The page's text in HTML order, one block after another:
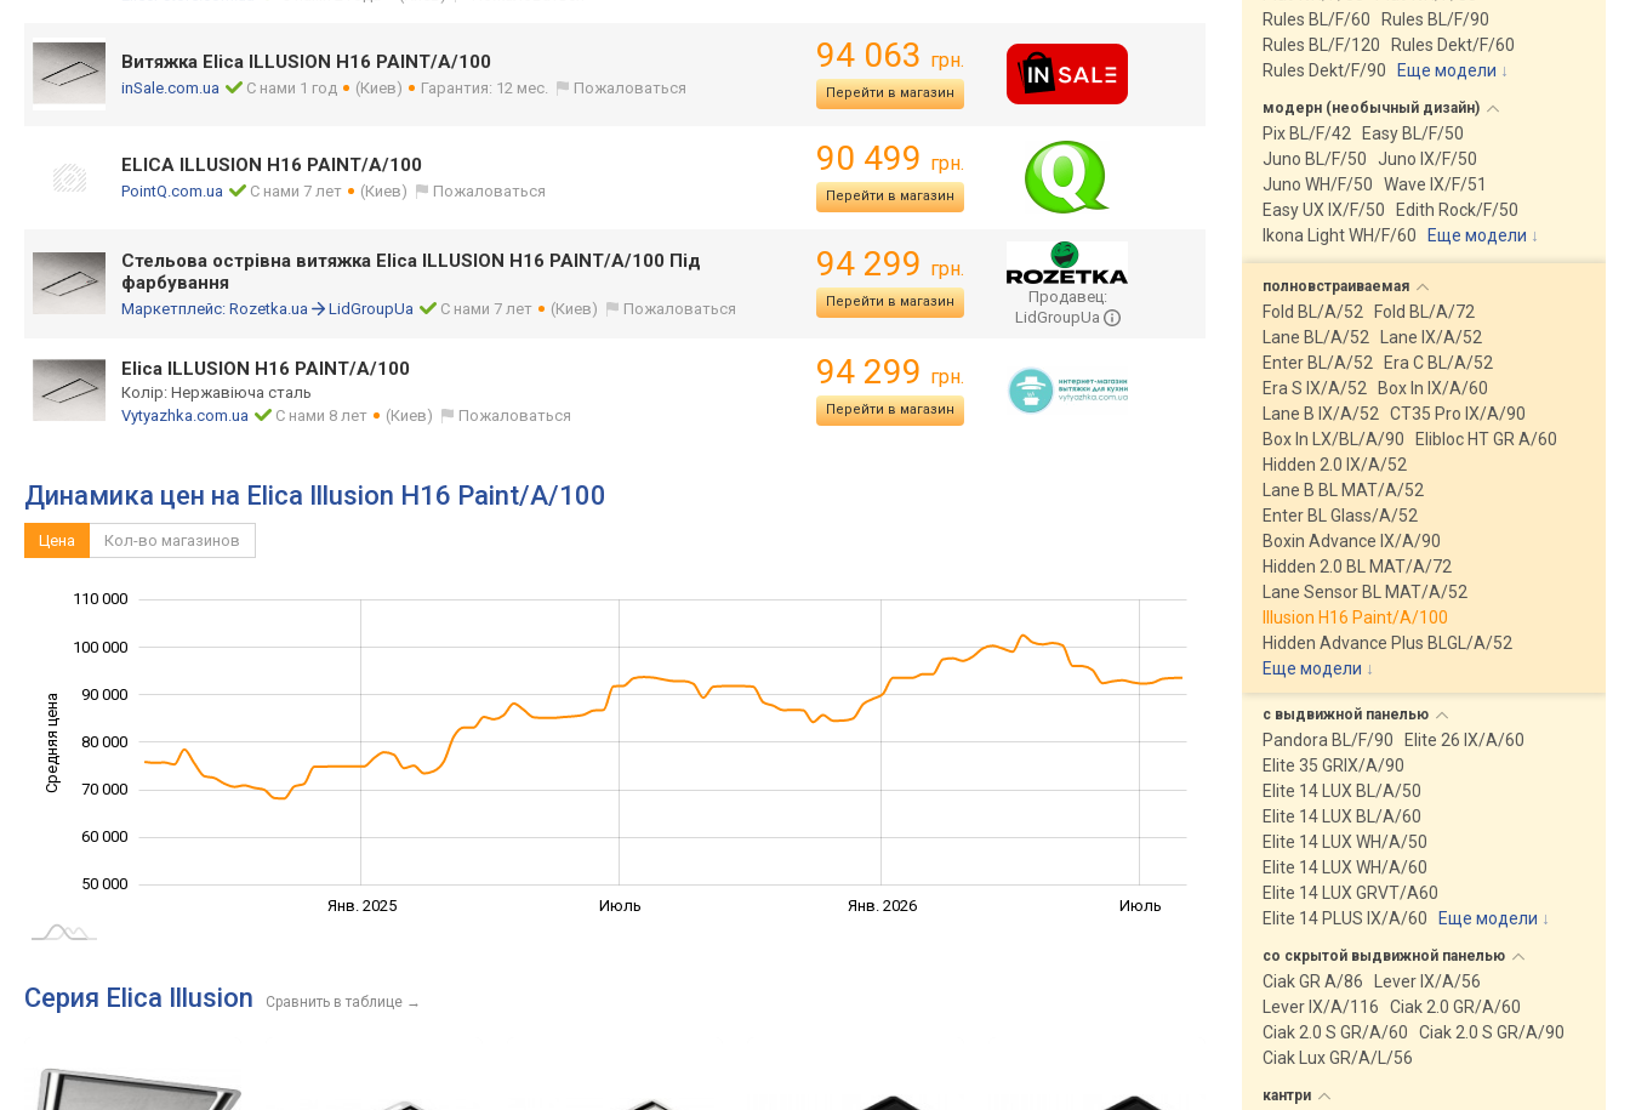
Витяжка Elica ILLUSION H16 PAINT/A/100
inSale.com.ua С нами 1 год (Киев) Гарантия: 12 мес. Пожаловаться
94 063 грн.
Перейти в магазин
ELICA ILLUSION H16 PAINT/A/100
PointQ.com.ua С нами 7 лет (Киев) Пожаловаться
90 499 грн.
Перейти в магазин
Стельова острівна витяжка Elica ILLUSION H16 PAINT/A/100 Під
фарбування
Маркетплейс: Rozetka.ua LidGroupUa С нами 7 лет (Киев) Пожаловаться
94 299 грн.
Перейти в магазин
Продавец:
LidGroupUa
Elica ILLUSION H16 PAINT/A/100
Колір: Нержавіюча сталь
Vytyazhka.com.ua
С нами 8 лет (Киев) Пожаловаться
94 299 грн.
Перейти в магазин
Динамика цен на Elica Illusion H16 Paint/A/100
Цена Кол-во магазинов
Средняя цена 100 000
50 000
60 000
70 000
80 000
90 000
100 000
110 000
Янв. 2025 Июль Янв. 2026 Июль
Серия Elica Illusion Сравнить в таблице →
Rules BL/F/60
Rules BL/F/90
Rules BL/F/120
Rules Dekt/F/60
Rules Dekt/F/90
Еще модели ↓
модерн (необычный дизайн)
Pix BL/F/42
Easy BL/F/50
Juno BL/F/50
Juno IX/F/50
Juno WH/F/50
Wave IX/F/51
Easy UX IX/F/50
Edith Rock/F/50
Ikona Light WH/F/60
Еще модели ↓
полновстраиваемая
Fold BL/A/52
Fold BL/A/72
Lane BL/A/52
Lane IX/A/52
Enter BL/A/52
Era C BL/A/52
Era S IX/A/52
Box In IX/A/60
Lane B IX/A/52
CT35 Pro IX/A/90
Box In LX/BL/A/90
Elibloc HT GR A/60
Hidden 2.0 IX/A/52
Lane B BL MAT/A/52
Enter BL Glass/A/52
Boxin Advance IX/A/90
Hidden 2.0 BL MAT/A/72
Lane Sensor BL MAT/A/52
Illusion H16 Paint/A/100
Hidden Advance Plus BLGL/A/52
Еще модели ↓
с выдвижной панелью
Pandora BL/F/90
Elite 26 IX/A/60
Elite 35 GRIX/A/90
Elite 14 LUX BL/A/50
Elite 14 LUX BL/A/60
Elite 14 LUX WH/A/50
Elite 14 LUX WH/A/60
Elite 14 LUX GRVT/A60
Elite 14 PLUS IX/A/60
Еще модели ↓
со скрытой выдвижной панелью
Ciak GR A/86
Lever IX/A/56
Lever IX/A/116
Ciak 2.0 GR/A/60
Ciak 2.0 S GR/A/60
Ciak 2.0 S GR/A/90
Ciak Lux GR/A/L/56
кантри